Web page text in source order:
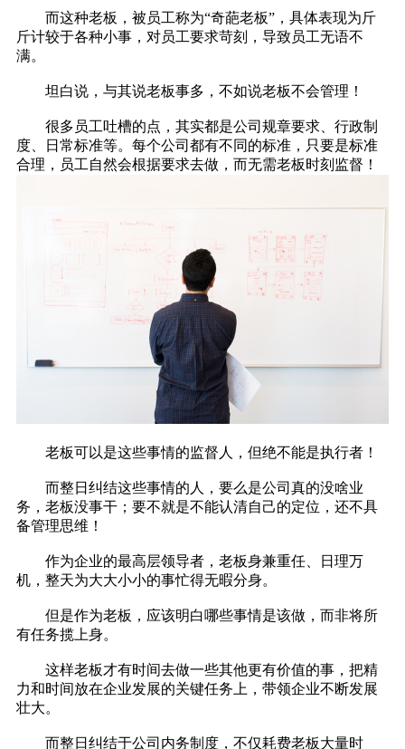
而这种老板，被员工称为“奇葩老板”，具体表现为斤
斤计较于各种小事，对员工要求苛刻，导致员工无语不
满。
坦白说，与其说老板事多，不如说老板不会管理！
很多员工吐槽的点，其实都是公司规章要求、行政制
度、日常标准等。每个公司都有不同的标准，只要是标准
合理，员工自然会根据要求去做，而无需老板时刻监督！
老板可以是这些事情的监督人，但绝不能是执行者！
而整日纠结这些事情的人，要么是公司真的没啥业
务，老板没事干；要不就是不能认清自己的定位，还不具
备管理思维！
作为企业的最高层领导者，老板身兼重任、日理万
机，整天为大大小小的事忙得无暇分身。
但是作为老板，应该明白哪些事情是该做，而非将所
有任务揽上身。
这样老板才有时间去做一些其他更有价值的事，把精
力和时间放在企业发展的关键任务上，带领企业不断发展
壮大。
而整日纠结于公司内务制度，不仅耗费老板大量时